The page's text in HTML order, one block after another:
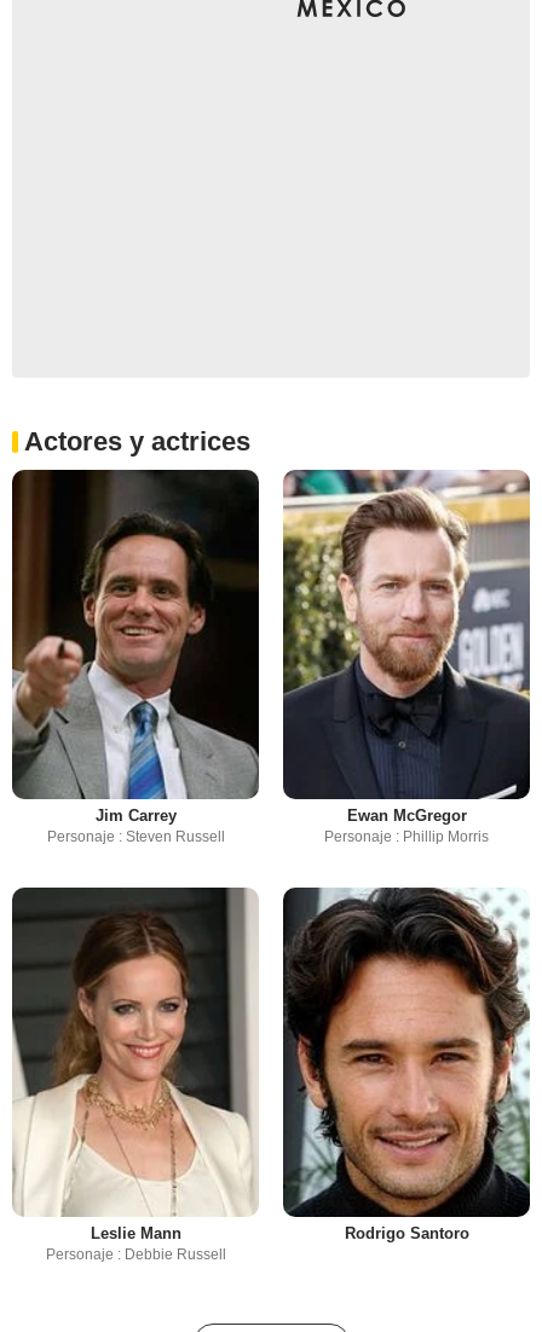
Actores y actrices
Jim Carrey
Personaje : Steven Russell
Ewan McGregor
Personaje : Phillip Morris
Leslie Mann
Personaje : Debbie Russell
Rodrigo Santoro